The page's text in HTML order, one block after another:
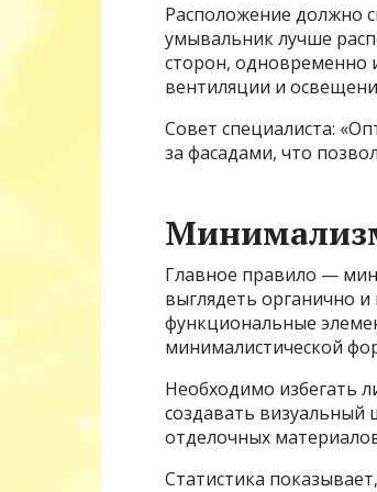
Расположение должно
умывальник лучше
сторон, одновременно
вентиляции и
Совет специалиста:
за фасадами, что
Главное правило —
выглядеть органично
функциональные
минималистической
Необходимо избегать
создавать визуальный
отделочных
Статистика